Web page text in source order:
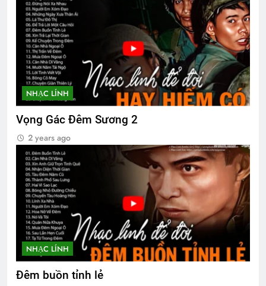
Tôi vẫn nợ em một lời xin lỗi
Thăm chị QP NGUYỄN THANH KHIẾT
K15
2 Years Ago
The Vietnam War
2 Years Ago
Phân Ưu CSVSQ Cao Văn Hải K25
2 Years Ago
NHẠC LÍNH
Vọng Gác Đêm Sương 2
2 years ago
NHẠC LÍNH
Đêm buồn tỉnh lẻ